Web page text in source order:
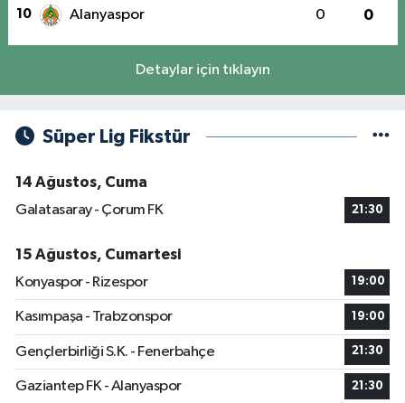
10 Alanyaspor 0 0
Detaylar için tıklayın
Süper Lig Fikstür
14 Ağustos, Cuma
Galatasaray - Çorum FK
21:30
15 Ağustos, Cumartesi
Konyaspor - Rizespor
19:00
Kasımpaşa - Trabzonspor 19:00
Gençlerbirliği S.K. - Fenerbahçe 21:30
Gaziantep FK - Alanyaspor 21:30